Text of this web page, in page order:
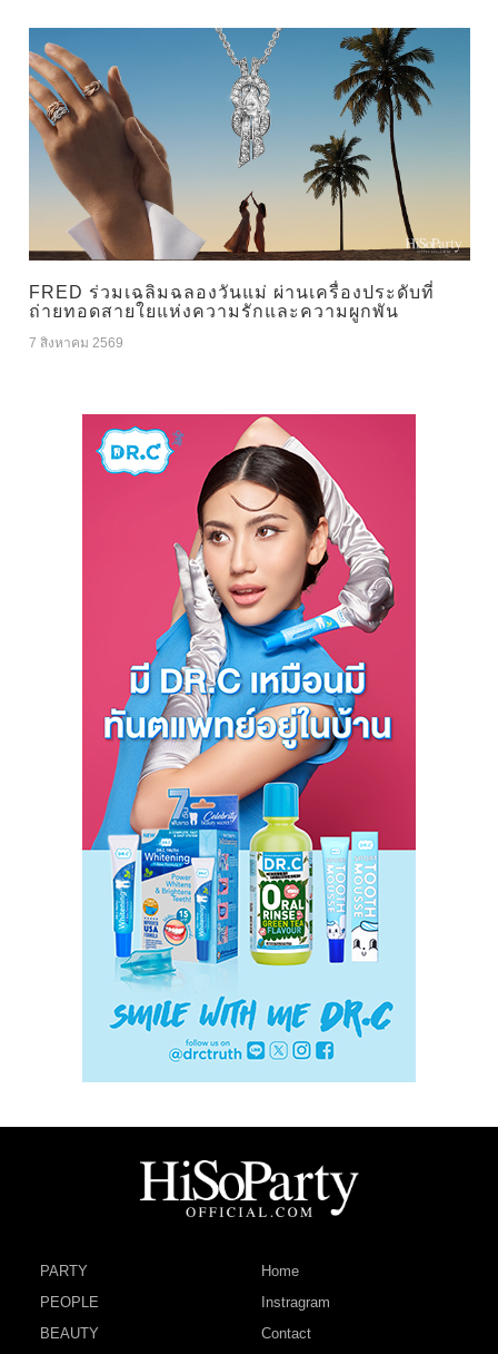
FRED ร่วมเฉลิมฉลองวันแม่ ผ่านเครื่องประดับที่
ถ่ายทอดสายใยแห่งความรักและความผูกพัน
7 สิงหาคม 2569
PARTY
PEOPLE
BEAUTY
Home
Instragram
Contact